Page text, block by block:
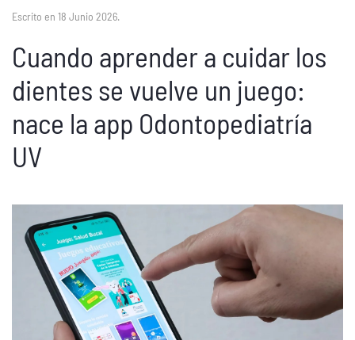
Escrito en 18 Junio 2026.
Cuando aprender a cuidar los
dientes se vuelve un juego:
nace la app Odontopediatría
UV